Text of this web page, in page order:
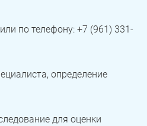
по телефону: +7 (961) 331-
определение
для оценки